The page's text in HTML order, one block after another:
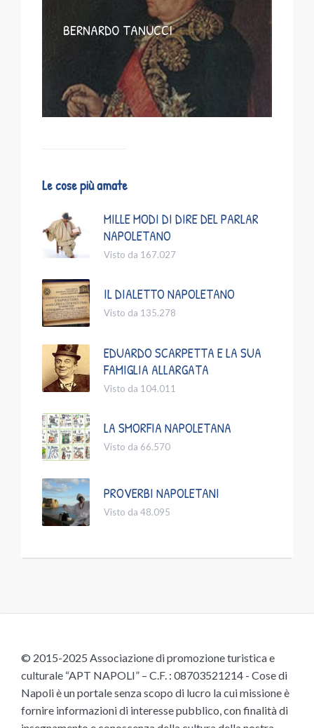
BERNARDO TANUCCI
Le cose più amate
MILLE MODI DI DIRE DEL PARLAR
NAPOLETANO
Visto da 167.027
IL DIALETTO NAPOLETANO
Visto da 135.278
EDUARDO SCARPETTA E LA SUA
FAMIGLIA ALLARGATA
Visto da 104.011
LA SMORFIA NAPOLETANA
Visto da 66.570
PROVERBI NAPOLETANI
Visto da 48.095
© 2015-2025 Associazione di promozione turistica e
culturale “APT NAPOLI” – C.F. : 08703521214 - Cose di
Napoli è un portale senza scopo di lucro la cui missione è
fornire informazioni di interesse pubblico, con finalità di